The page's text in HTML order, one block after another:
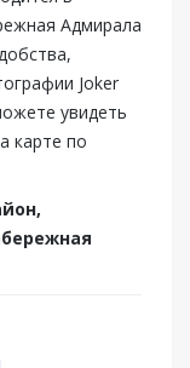
Адмирала
Joker
увидеть
карте по